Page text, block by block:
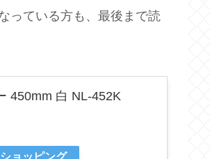
っている方も、最後まで読
450mm 白 NL-452K
ョッピング